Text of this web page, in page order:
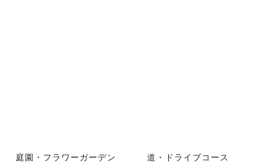
庭園・フラワーガーデン 道・ドライブコース